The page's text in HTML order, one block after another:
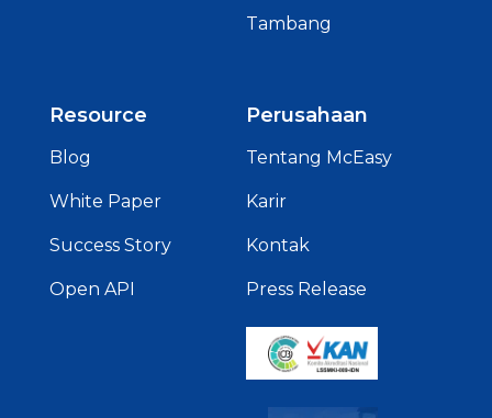
Tambang
Resource
Blog
White Paper
Success Story
Open API
Perusahaan
Tentang McEasy
Karir
Kontak
Press Release